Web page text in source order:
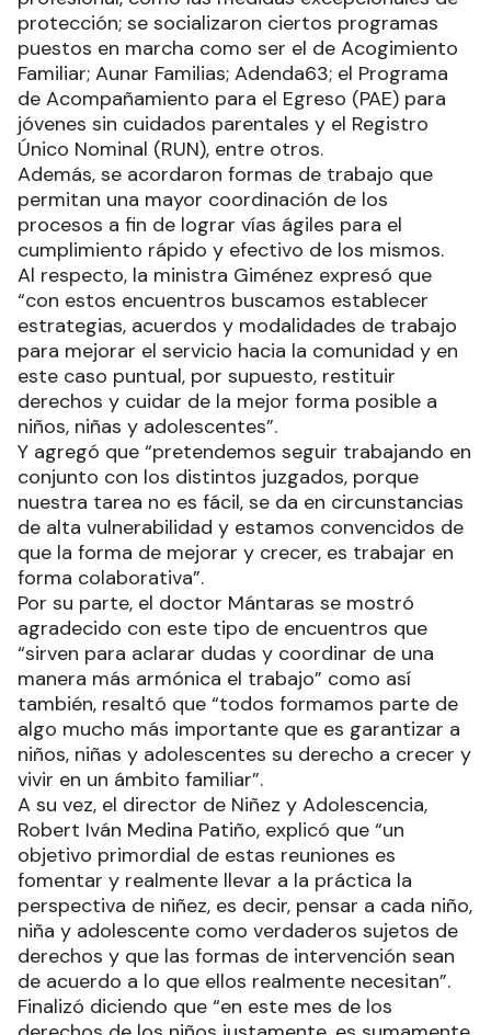
protección; se socializaron ciertos programas
puestos en marcha como ser el de Acogimiento
Familiar; Aunar Familias; Adenda63; el Programa
de Acompañamiento para el Egreso (PAE) para
jóvenes sin cuidados parentales y el Registro
Único Nominal (RUN), entre otros.
Además, se acordaron formas de trabajo que
permitan una mayor coordinación de los
procesos a fin de lograr vías ágiles para el
cumplimiento rápido y efectivo de los mismos.
Al respecto, la ministra Giménez expresó que
“con estos encuentros buscamos establecer
estrategias, acuerdos y modalidades de trabajo
para mejorar el servicio hacia la comunidad y en
este caso puntual, por supuesto, restituir
derechos y cuidar de la mejor forma posible a
niños, niñas y adolescentes”.
Y agregó que “pretendemos seguir trabajando en
conjunto con los distintos juzgados, porque
nuestra tarea no es fácil, se da en circunstancias
de alta vulnerabilidad y estamos convencidos de
que la forma de mejorar y crecer, es trabajar en
forma colaborativa”.
Por su parte, el doctor Mántaras se mostró
agradecido con este tipo de encuentros que
“sirven para aclarar dudas y coordinar de una
manera más armónica el trabajo” como así
también, resaltó que “todos formamos parte de
algo mucho más importante que es garantizar a
niños, niñas y adolescentes su derecho a crecer y
vivir en un ámbito familiar”.
A su vez, el director de Niñez y Adolescencia,
Robert Iván Medina Patiño, explicó que “un
objetivo primordial de estas reuniones es
fomentar y realmente llevar a la práctica la
perspectiva de niñez, es decir, pensar a cada niño,
niña y adolescente como verdaderos sujetos de
derechos y que las formas de intervención sean
de acuerdo a lo que ellos realmente necesitan”.
Finalizó diciendo que “en este mes de los